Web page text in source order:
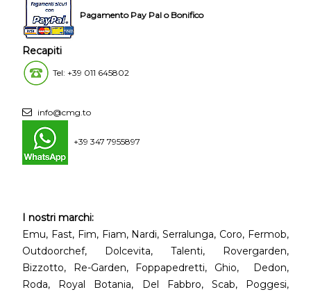
Pagamento Pay Pal o Bonifico
Recapiti
Tel: +39 011 645802
info@cmg.to
+39 347 7955897
I nostri marchi:
Emu, Fast, Fim, Fiam, Nardi, Serralunga, Coro, Fermob,
Outdoorchef, Dolcevita, Talenti, Rovergarden,
Bizzotto, Re-Garden, Foppapedretti, Ghio, Dedon,
Roda, Royal Botania, Del Fabbro, Scab, Poggesi,